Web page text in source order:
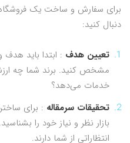
برای سفارش و ساخت یک فروشگاه
دنبال کنید:
تعیین هدف : ابتدا باید
مشخص کنید. برند شما چه
خدمات می‌دهد؟
تحقیقات سرمقاله : برای
بازار نظر و نیاز خود را
انتظاراتی از شما دارند.